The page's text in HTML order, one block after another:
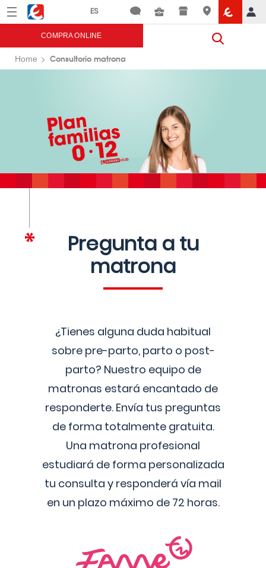
Menú Eroski
COMPRA ONLINE
Home Consultorio matrona
Pregunta a tu
matrona
¿Tienes alguna duda habitual
sobre pre-parto, parto o post-
parto? Nuestro equipo de
matronas estará encantado de
responderte. Envía tus preguntas
de forma totalmente gratuita.
Una matrona profesional
estudiará de forma personalizada
tu consulta y responderá vía mail
en un plazo máximo de 72 horas.